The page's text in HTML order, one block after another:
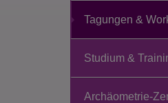
Tagungen &
Studium &
Archäometrie-